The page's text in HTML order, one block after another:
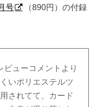
号
（890円）の付録
ビューコメントより
いポリエステルツ
されてて、カード